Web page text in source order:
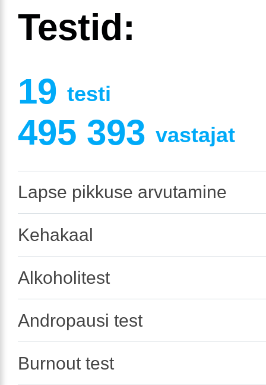
Testid:
19 testi
495 393 vastajat
Lapse pikkuse arvutamine
Kehakaal
Alkoholitest
Andropausi test
Burnout test